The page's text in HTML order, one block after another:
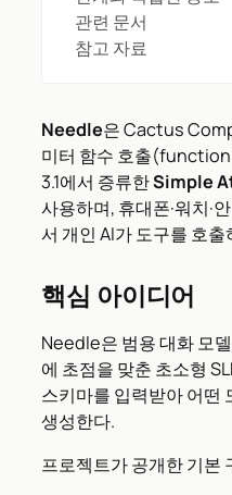
관련 문서
참고 자료
Needle은 Cactus
미터 함수 호출
3.1에서 증류한Simple
사용하며, 휴대폰·워치·
서 개인 AI가 도구를 호
핵심 아이디어
Needle은 범용 대화 모
에 초점을 맞춘 초소형
스키마를 입력받아 어떤
생성한다.
프로젝트가 공개한 기본